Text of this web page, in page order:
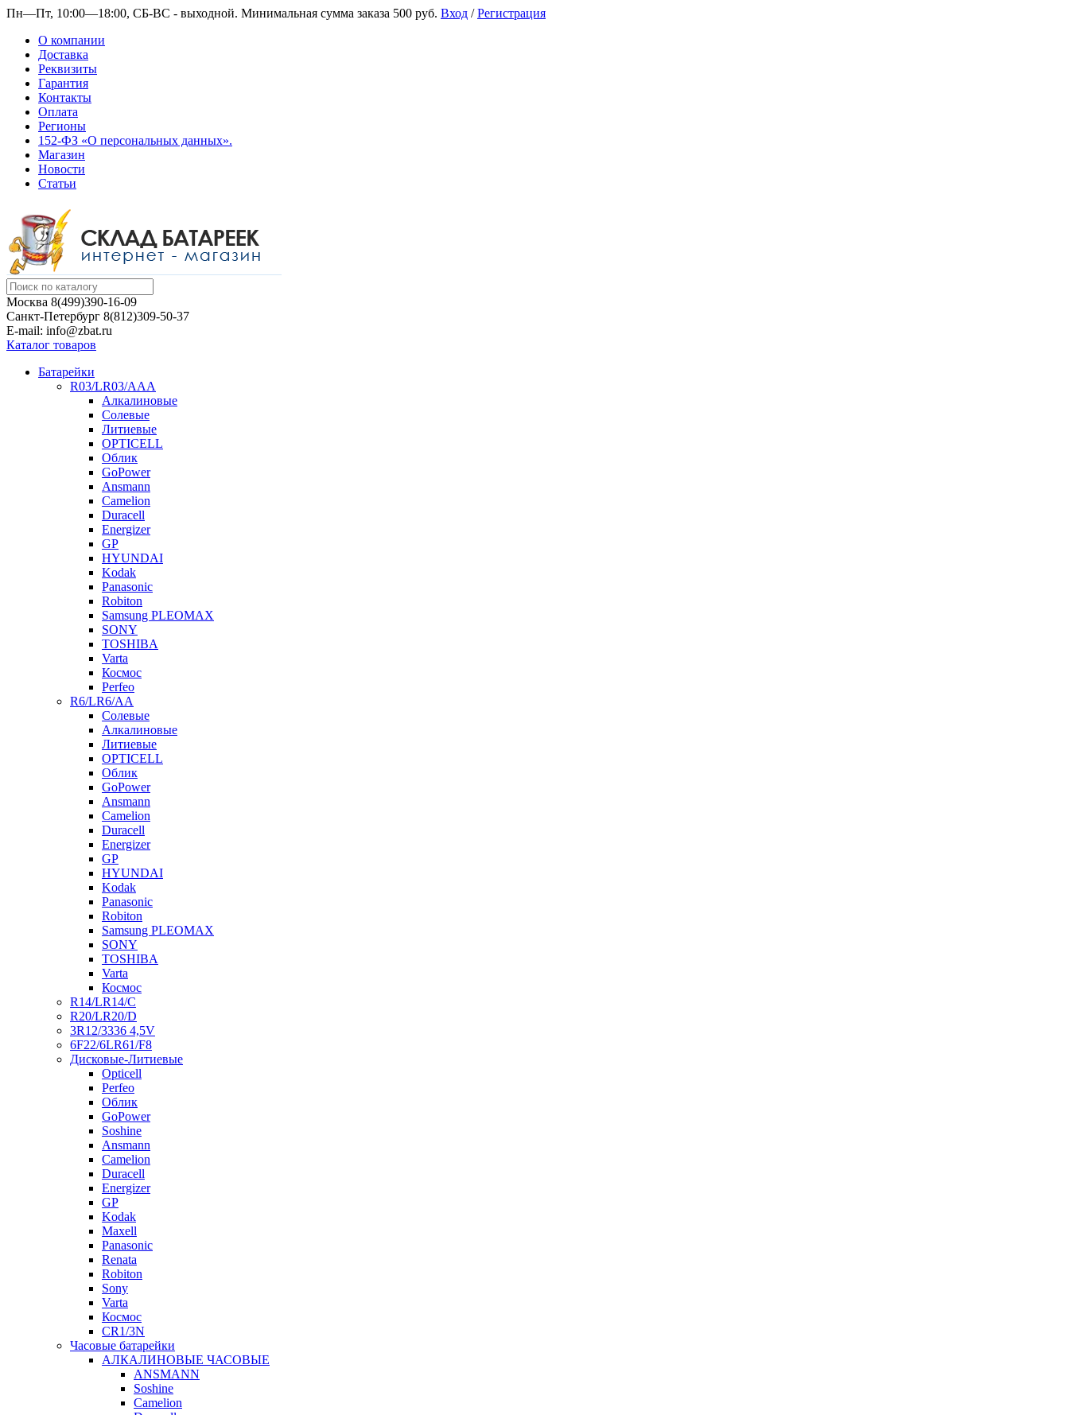
Пн—Пт, 10:00—18:00, СБ-ВС - выходной. Минимальная сумма заказа 500 руб. Вход /Регистрация
О компании
Доставка
Реквизиты
Гарантия
Контакты
Оплата
Регионы
152-ФЗ «О персональных данных».
Магазин
Новости
Статьи
Москва 8(499)390-16-09
Санкт-Петербург 8(812)309-50-37
E-mail: info@zbat.ru
Каталог товаров
Батарейки
R03/LR03/AAA
Алкалиновые
Солевые
Литиевые
OPTICELL
Облик
GoPower
Ansmann
Camelion
Duracell
Energizer
GP
HYUNDAI
Kodak
Panasonic
Robiton
Samsung PLEOMAX
SONY
TOSHIBA
Varta
Космос
Perfeo
R6/LR6/AA
Солевые
Алкалиновые
Литиевые
OPTICELL
Облик
GoPower
Ansmann
Camelion
Duracell
Energizer
GP
HYUNDAI
Kodak
Panasonic
Robiton
Samsung PLEOMAX
SONY
TOSHIBA
Varta
Космос
R14/LR14/C
R20/LR20/D
3R12/3336 4,5V
6F22/6LR61/F8
Дисковые-Литиевые
Opticell
Perfeo
Облик
GoPower
Soshine
Ansmann
Camelion
Duracell
Energizer
GP
Kodak
Maxell
Panasonic
Renata
Robiton
Sony
Varta
Космос
CR1/3N
Часовые батарейки
АЛКАЛИНОВЫЕ ЧАСОВЫЕ
ANSMANN
Soshine
Camelion